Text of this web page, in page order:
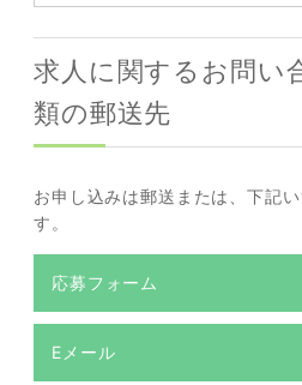
求人に関するお問い
類の郵送先
お申し込みは郵送または、下記
す。
応募フォーム
Eメール